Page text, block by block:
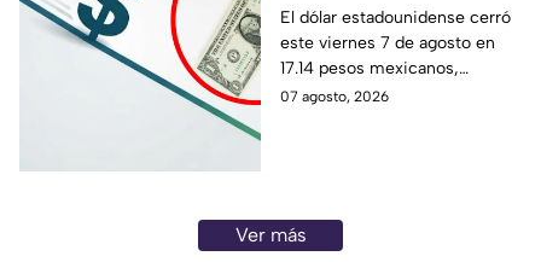
Guanajuato! Esto cuesta
HOY 7 de agosto:
¿conviene comprar?
El dólar estadounidense cerró
este viernes 7 de agosto en
17.14 pesos mexicanos,
manteniendo una tendencia a
07 agosto, 2026
Ver más